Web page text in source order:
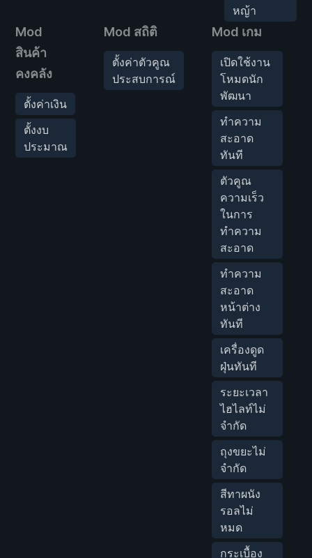
หญ้า
Mod
สินค้า
คงคลัง
ตั้งค่าเงิน
ตั้งงบ
ประมาณ
Mod สถิติ
ตั้งค่าตัวคูณ
ประสบการณ์
Mod เกม
เปิดใช้งาน
โหมดนัก
พัฒนา
ทำความ
สะอาด
ทันที
ตัวคูณ
ความเร็ว
ในการ
ทำความ
สะอาด
ทำความ
สะอาด
หน้าต่าง
ทันที
เครื่องดูด
ฝุ่นทันที
ระยะเวลา
ไฮไลท์ไม่
จำกัด
ถุงขยะไม่
จำกัด
สีทาผนัง
รอลไม่
หมด
กระเบื้อง